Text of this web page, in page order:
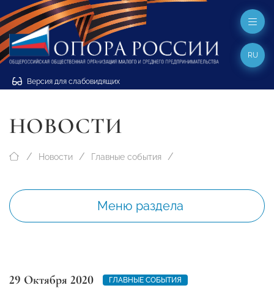
Версия для слабовидящих
RU
НОВОСТИ
Новости Главные события
Меню раздела
29 Октября 2020 ГЛАВНЫЕ СОБЫТИЯ